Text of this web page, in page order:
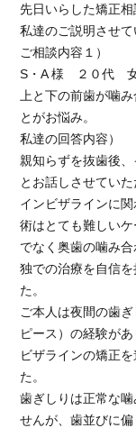
先日いらした矯正相
私達のご説明させて
ご相談内容１）
S・A 様 ２０代
上と下の前歯が噛
とがお悩み。
私達の回答内容）
親知らずを抜歯後
とお話しさせていた
インビザラインに
術はとても難しい
でなく奥歯の噛み
独での治療を自信
た。
ご本人は夜間の歯
ピース）の経験が
ビザラインの矯正
た。
歯ぎしりは正常な
せんが、歯並びに